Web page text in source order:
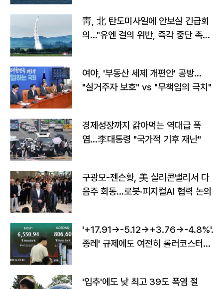
靑, 北 탄도미사일에 안보실 긴급회
의…"유엔 결의 위반, 즉각 중단 촉
여야, '부동산 세제 개편안' 공방…
"실거주자 보호" vs "무책임의 극치"
경제성장까지 갉아먹는 역대급 폭
염…李대통령 "국가적 기후 재난"
구광모-젠슨황, 美 실리콘밸리서 다
음주 회동…로봇·피지컬AI 협력 논의
'+17.91→-5.12→+3.76→-4.8%'…'
종레' 규제에도 여전히 롤러코스터
'입추'에도 낮 최고 39도 폭염 절